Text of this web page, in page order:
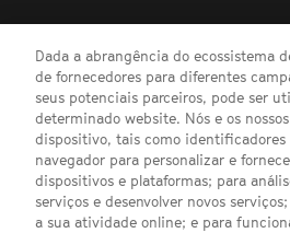
Dada a abrangência do ecossistema
de fornecedores para diferentes
seus potenciais parceiros, pode ser
determinado website. Nós e os nossos
dispositivo, tais como
navegador para personalizar e
dispositivos e plataformas; para
serviços e desenvolver novos
a sua atividade online; e para